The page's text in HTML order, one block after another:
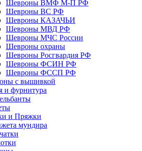
Шевроны ВМФ М-П РФ
Шевроны ВС РФ
Шевроны КАЗАЧЬИ
Шевроны МВД РФ
Шевроны МЧС России
Шевроны охраны
Шевроны Росгвардия РФ
Шевроны ФСИН РФ
Шевроны ФССП РФ
с вышивкой
и фурнитура
и Пряжки
мундира